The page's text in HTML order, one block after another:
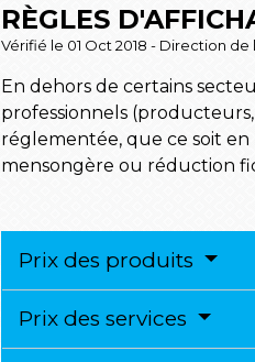
RÈGLES
Vérifié le 01 Oct 2018 - Direction
En dehors de certains
professionnels
réglementée, que ce soit
mensongère ou réduction
Prix des produits
Prix des services